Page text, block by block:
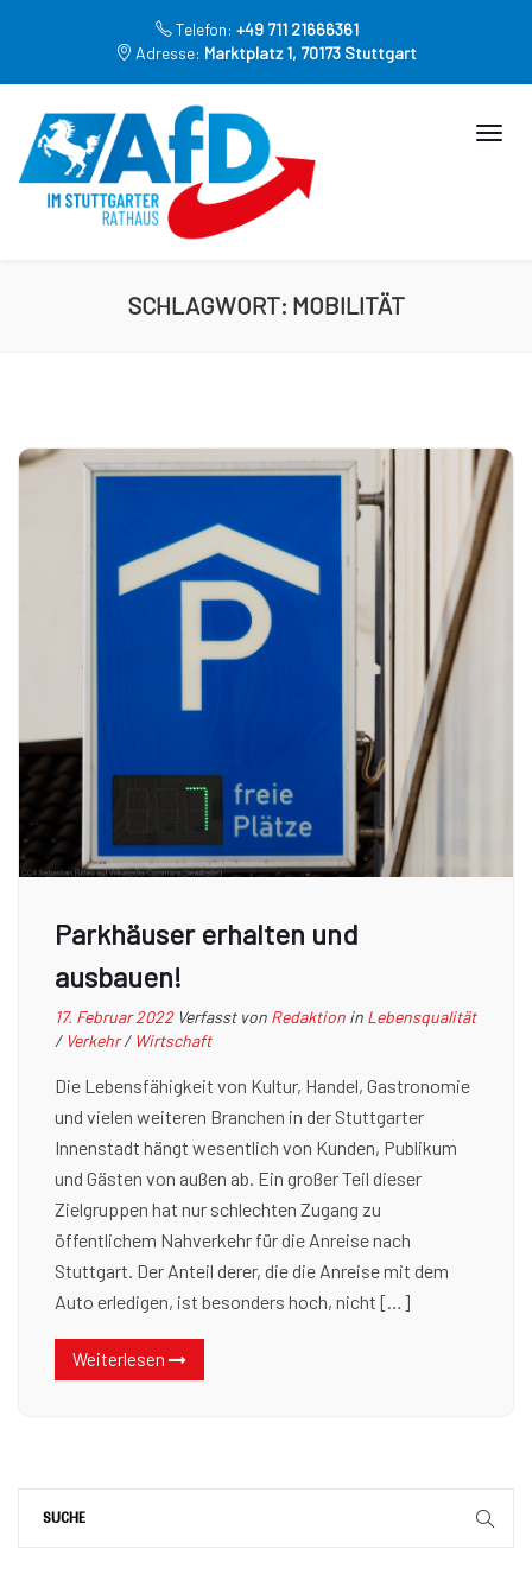
Telefon: +49 711 21666361
Adresse: Marktplatz 1, 70173 Stuttgart
SCHLAGWORT: MOBILITÄT
Parkhäuser erhalten und
ausbauen!
17. Februar 2022 Verfasst von Redaktion in Lebensqualität
/ Verkehr/ Wirtschaft
Die Lebensfähigkeit von Kultur, Handel, Gastronomie
und vielen weiteren Branchen in der Stuttgarter
Innenstadt hängt wesentlich von Kunden, Publikum
und Gästen von außen ab. Ein großer Teil dieser
Zielgruppen hat nur schlechten Zugang zu
öffentlichem Nahverkehr für die Anreise nach
Stuttgart. Der Anteil derer, die die Anreise mit dem
Auto erledigen, ist besonders hoch, nicht […]
Weiterlesen